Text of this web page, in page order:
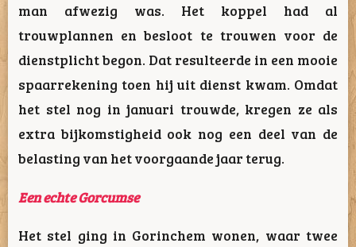
man afwezig was. Het koppel had al
trouwplannen en besloot te trouwen voor de
dienstplicht begon. Dat resulteerde in een mooie
spaarrekening toen hij uit dienst kwam. Omdat
het stel nog in januari trouwde, kregen ze als
extra bijkomstigheid ook nog een deel van de
belasting van het voorgaande jaar terug.
Een echte Gorcumse
Het stel ging in Gorinchem wonen, waar twee